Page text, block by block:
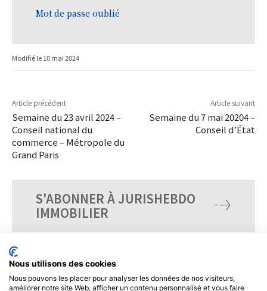
Mot de passe oublié
Modifié le10 mai 2024
Article précédent
Semaine du 23 avril 2024 –
Conseil national du
commerce – Métropole du
Grand Paris
Article suivant
Semaine du 7 mai 20204 –
Conseil d’État
S'ABONNER À JURISHEBDO
IMMOBILIER
Nous utilisons des cookies
Nous pouvons les placer pour analyser les données de nos visiteurs,
améliorer notre site Web, afficher un contenu personnalisé et vous faire